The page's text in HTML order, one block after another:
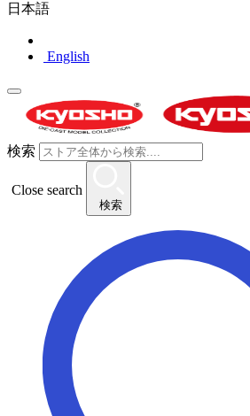
日本語
English
検索
Close search
検索